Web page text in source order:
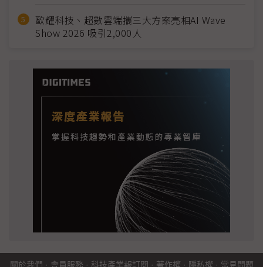
歐耀科技、超數雲端攜三大方案亮相AI Wave
Show 2026 吸引2,000人
關於我們 · 會員服務 · 科技產業報訂閱 · 著作權 · 隱私權 · 常見問題